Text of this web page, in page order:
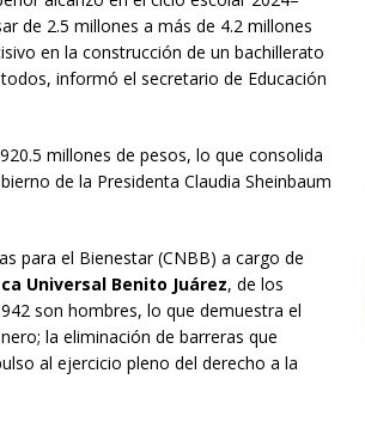
de 2.5 millones a más de 4.2 millones
en la construcción de un bachillerato
informó el secretario de Educación
millones de pesos, lo que consolida
de la Presidenta Claudia Sheinbaum
para el Bienestar (CNBB) a cargo de
Universal Benito Juárez, de los
son hombres, lo que demuestra el
la eliminación de barreras que
al ejercicio pleno del derecho a la